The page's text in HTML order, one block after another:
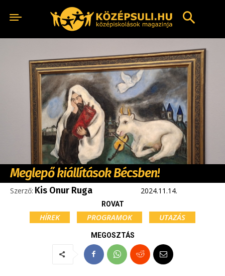
Meglepő kiállítások Bécsben!
Szerző: Kis Onur Ruga 2024.11.14.
ROVAT
HÍREK PROGRAMOK UTAZÁS
MEGOSZTÁS